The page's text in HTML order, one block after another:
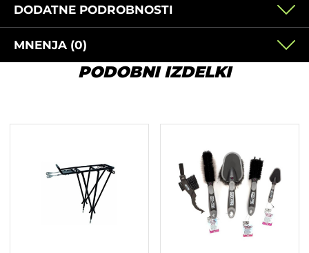
DODATNE PODROBNOSTI
MNENJA (0)
PODOBNI IZDELKI